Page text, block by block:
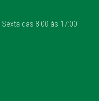
das 8:00 às 17:00